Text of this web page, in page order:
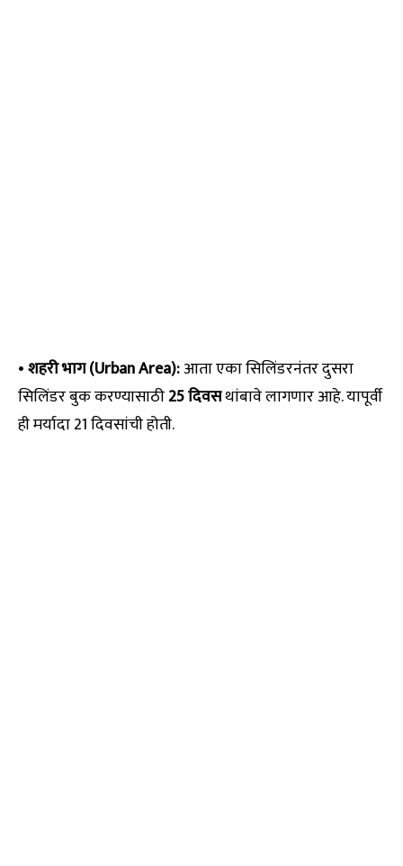
•शहरी भाग (Urban Area):आता एका सिलिंडरनंतर दुसरा
सिलिंडर बुक करण्यासाठी25 दिवसथांबावे लागणार आहे. यापूर्वी
ही मर्यादा 21 दिवसांची होती.